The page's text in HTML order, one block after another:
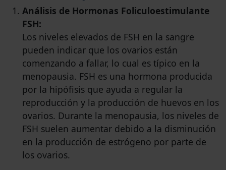
Análisis de Hormonas Foliculoestimulante
FSH:
Los niveles elevados de FSH en la sangre
pueden indicar que los ovarios están
comenzando a fallar, lo cual es típico en la
menopausia. FSH es una hormona producida
por la hipófisis que ayuda a regular la
reproducción y la producción de huevos en los
ovarios. Durante la menopausia, los niveles de
FSH suelen aumentar debido a la disminución
en la producción de estrógeno por parte de
los ovarios.